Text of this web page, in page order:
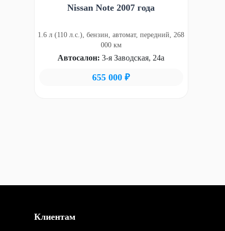
Nissan Note 2007 года
1.6 л (110 л.с.), бензин, автомат, передний, 268
000 км
Автосалон: 3-я Заводская, 24а
655 000 ₽
Клиентам